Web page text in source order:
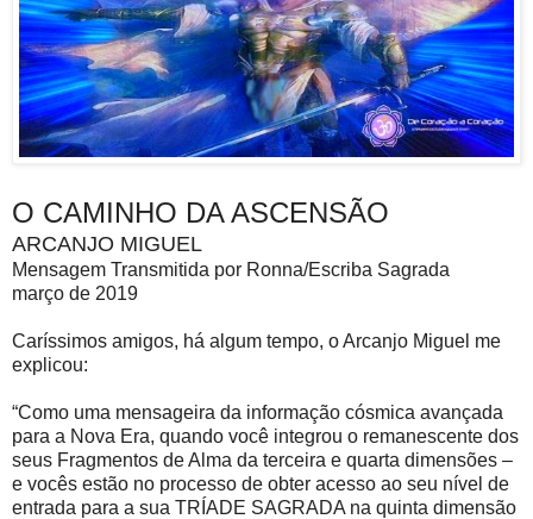
O CAMINHO DA ASCENSÃO
ARCANJO MIGUEL
Mensagem Transmitida por Ronna/Escriba Sagrada
março de 2019
Caríssimos amigos, há algum tempo, o Arcanjo Miguel me
explicou:
“Como uma mensageira da informação cósmica avançada
para a Nova Era, quando você integrou o remanescente dos
seus Fragmentos de Alma da terceira e quarta dimensões –
e vocês estão no processo de obter acesso ao seu nível de
entrada para a sua TRÍADE SAGRADA na quinta dimensão